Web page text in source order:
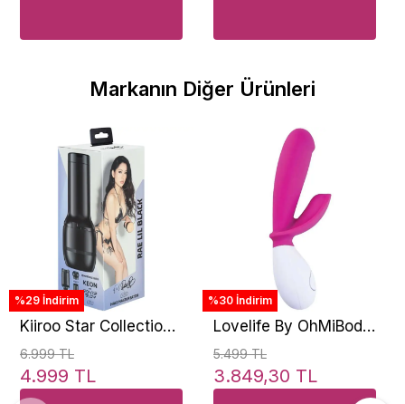
Markanın Diğer Ürünleri
%29 İndirim
Kiiroo Star Collection
Strokers Feel Rae Lil
Black Masturbator
6.999 TL
4.999 TL
%30 İndirim
Lovelife By OhMiBod
Snuggle Dual
Stimulation Vibe
Rabbit Vibratör
5.499 TL
3.849,30 TL